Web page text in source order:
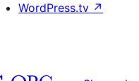
WordPress.tv ↗